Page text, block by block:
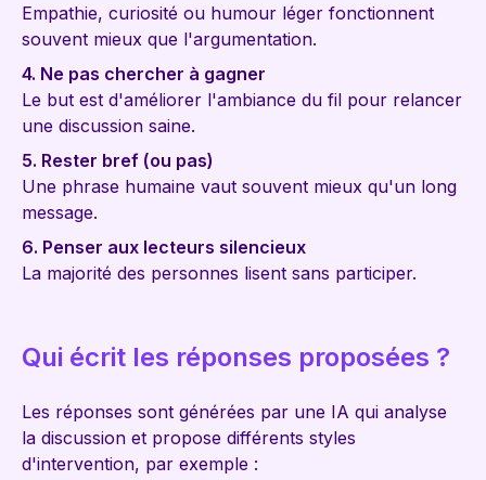
Empathie, curiosité ou humour léger fonctionnent
souvent mieux que l'argumentation.
4. Ne pas chercher à gagner
Le but est d'améliorer l'ambiance du fil pour relancer
une discussion saine.
5. Rester bref (ou pas)
Une phrase humaine vaut souvent mieux qu'un long
message.
6. Penser aux lecteurs silencieux
La majorité des personnes lisent sans participer.
Qui écrit les réponses proposées ?
Les réponses sont générées par une IA qui analyse
la discussion et propose différents styles
d'intervention, par exemple :